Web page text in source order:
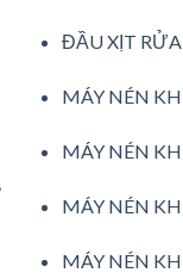
ĐẦU XỊT RỬA
MÁY NÉN
MÁY NÉN
MÁY NÉN
MÁY NÉN